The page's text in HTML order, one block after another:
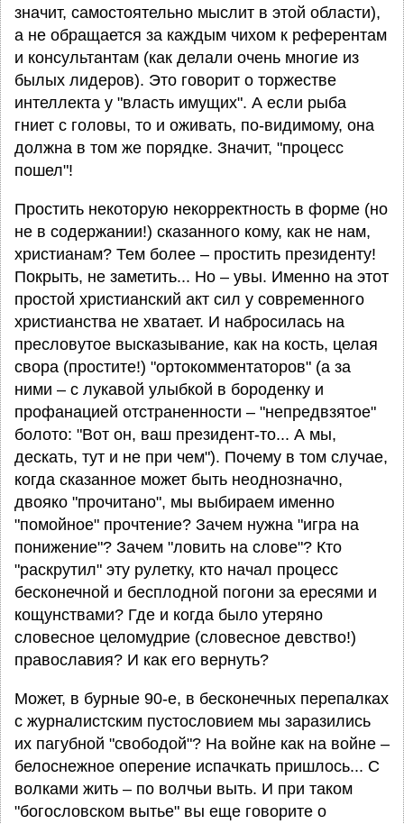
значит, самостоятельно мыслит в этой области),
а не обращается за каждым чихом к референтам
и консультантам (как делали очень многие из
былых лидеров). Это говорит о торжестве
интеллекта у "власть имущих". А если рыба
гниет с головы, то и оживать, по-видимому, она
должна в том же порядке. Значит, "процесс
пошел"!
Простить некоторую некорректность в форме (но
не в содержании!) сказанного кому, как не нам,
христианам? Тем более – простить президенту!
Покрыть, не заметить... Но – увы. Именно на этот
простой христианский акт сил у современного
христианства не хватает. И набросилась на
пресловутое высказывание, как на кость, целая
свора (простите!) "ортокомментаторов" (а за
ними – с лукавой улыбкой в бороденку и
профанацией отстраненности – "непредвзятое"
болото: "Вот он, ваш президент-то... А мы,
дескать, тут и не при чем"). Почему в том случае,
когда сказанное может быть неоднозначно,
двояко "прочитано", мы выбираем именно
"помойное" прочтение? Зачем нужна "игра на
понижение"? Зачем "ловить на слове"? Кто
"раскрутил" эту рулетку, кто начал процесс
бесконечной и бесплодной погони за ересями и
кощунствами? Где и когда было утеряно
словесное целомудрие (словесное девство!)
православия? И как его вернуть?
Может, в бурные 90-е, в бесконечных перепалках
с журналистским пустословием мы заразились
их пагубной "свободой"? На войне как на войне –
белоснежное оперение испачкать пришлось... С
волками жить – по волчьи выть. И при таком
"богословском вытье" вы еще говорите о